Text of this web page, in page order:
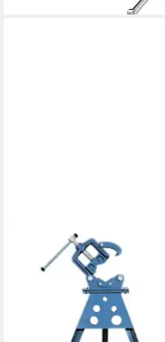
Schraubstock, Arbeitsgerät
geschmiedet 1/2" - 2
lieferbar - in 4-5 Werktagen